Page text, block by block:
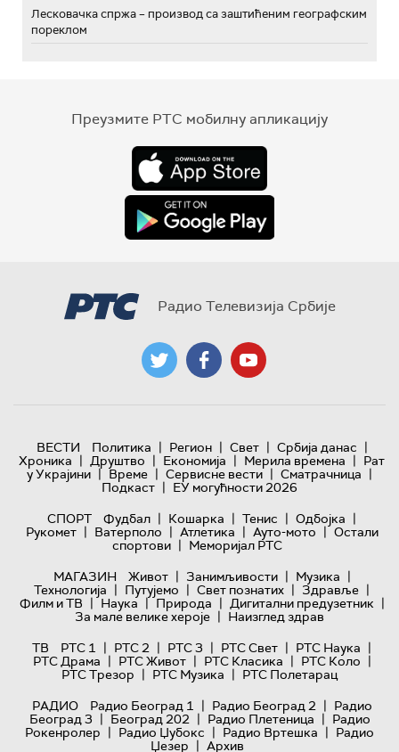
Лесковачка спржа – производ са заштићеним географским
пореклом
Преузмите РТС мобилну апликацију
Радио Телевизија Србије
ВЕСТИ Политика | Регион | Свет | Србија данас |
Хроника | Друштво | Економија | Мерила времена | Рат
у Украјини | Време | Сервисне вести | Сматрачница |
Подкаст | ЕУ могућности 2026
СПОРТ
Фудбал | Кошарка | Тенис | Одбојка |
Рукомет | Ватерполо | Атлетика | Ауто-мото | Остали
спортови | Меморијал РТС
МАГАЗИН
Живот | Занимљивости | Музика |
Технологијa | Путујемо | Свет познатих | Здравље |
Филм и ТВ | Наука | Природа | Дигитални предузетник |
За мале велике хероје | Наизглед здрав
ТВ
РТС 1 | РТС 2 | РТС 3 | РТС Свет | РТС Наука |
РТС Драма | РТС Живот | РТС Класика | РТС Коло |
РТС Трезор | РТС Музика | РТС Полетарац
РАДИО
Радио Београд 1 | Радио Београд 2 | Радио
Београд 3 | Београд 202 | Радио Плетеница | Радио
Рокенролер | Радио Џубокс | Радио Вртешка | Радио
Џезер | Архив